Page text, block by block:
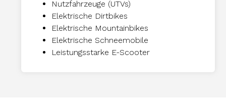
Nutzfahrzeuge (UTVs)
Elektrische Dirtbikes
Elektrische Mountainbikes
Elektrische Schneemobile
Leistungsstarke E-Scooter